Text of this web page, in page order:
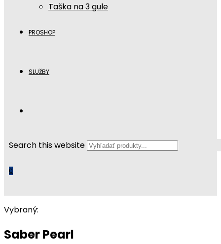
Taška na 3 gule
PROSHOP
SLUŽBY
Search this website
0
Vybraný:
Saber Pearl